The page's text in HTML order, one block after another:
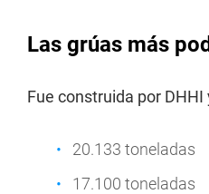
Las grúas más
Fue construida por
20.133 toneladas
17.100 toneladas